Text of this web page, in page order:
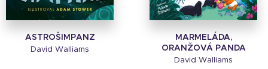
ASTROŠIMPANZ
David Walliams
MARMELÁDA,
ORANŽOVÁ PANDA
David Walliams